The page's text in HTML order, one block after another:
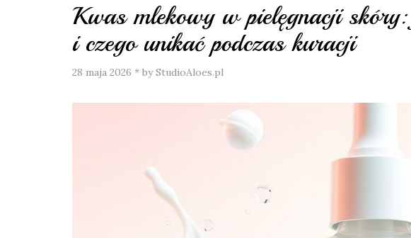
Kwas mlekowy w pielęgnacji
i czego unikać podczas kuracji
28 maja 2026 * by StudioAloes.pl